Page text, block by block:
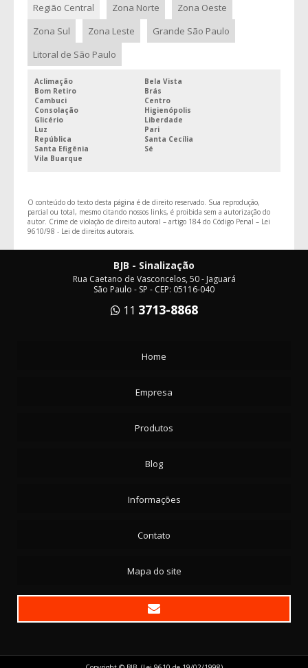
Região Central Zona Norte
Zona Oeste
Zona Sul
Zona Leste
Grande São Paulo
Litoral de São Paulo
Aclimação
Bela Vista
Bom Retiro
Brás
Cambuci
Centro
Consolação
Higienópolis
Glicério
Liberdade
Luz
Pari
República
Santa Cecília
Santa Efigênia
Sé
Vila Buarque
O conteúdo do texto desta página é de direito reservado. Sua reprodução,
parcial ou total, mesmo citando nossos links, é proibida sem a autorização do
autor. Crime de violação de direito autoral – artigo 184 do Código Penal – Lei
9610/98 - Lei de direitos autorais.
BJB - Sinalização
Rua Caetano de Vasconcelos, 50 - Jaguará
São Paulo - SP - CEP: 05116-040
11 3713-8868
Home
Empresa
Produtos
Blog
Informações
Contato
Mapa do site